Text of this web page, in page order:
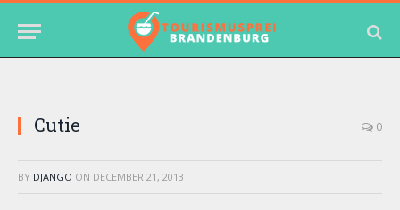
Cutie 0
BY DJANGO ON DECEMBER 21, 2013